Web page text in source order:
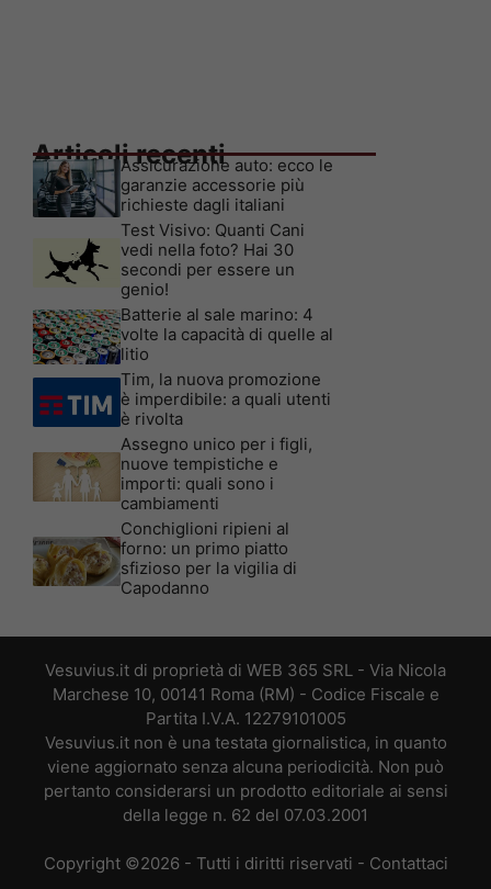
Articoli recenti
Assicurazione auto: ecco le
garanzie accessorie più
richieste dagli italiani
Test Visivo: Quanti Cani
vedi nella foto? Hai 30
secondi per essere un
genio!
Batterie al sale marino: 4
volte la capacità di quelle al
litio
Tim, la nuova promozione
è imperdibile: a quali utenti
è rivolta
Assegno unico per i figli,
nuove tempistiche e
importi: quali sono i
cambiamenti
Conchiglioni ripieni al
forno: un primo piatto
sfizioso per la vigilia di
Capodanno
Vesuvius.it di proprietà di WEB 365 SRL - Via Nicola
Marchese 10, 00141 Roma (RM) - Codice Fiscale e
Partita I.V.A. 12279101005
Vesuvius.it non è una testata giornalistica, in quanto
viene aggiornato senza alcuna periodicità. Non può
pertanto considerarsi un prodotto editoriale ai sensi
della legge n. 62 del 07.03.2001
Copyright ©2026 - Tutti i diritti riservati - Contattaci